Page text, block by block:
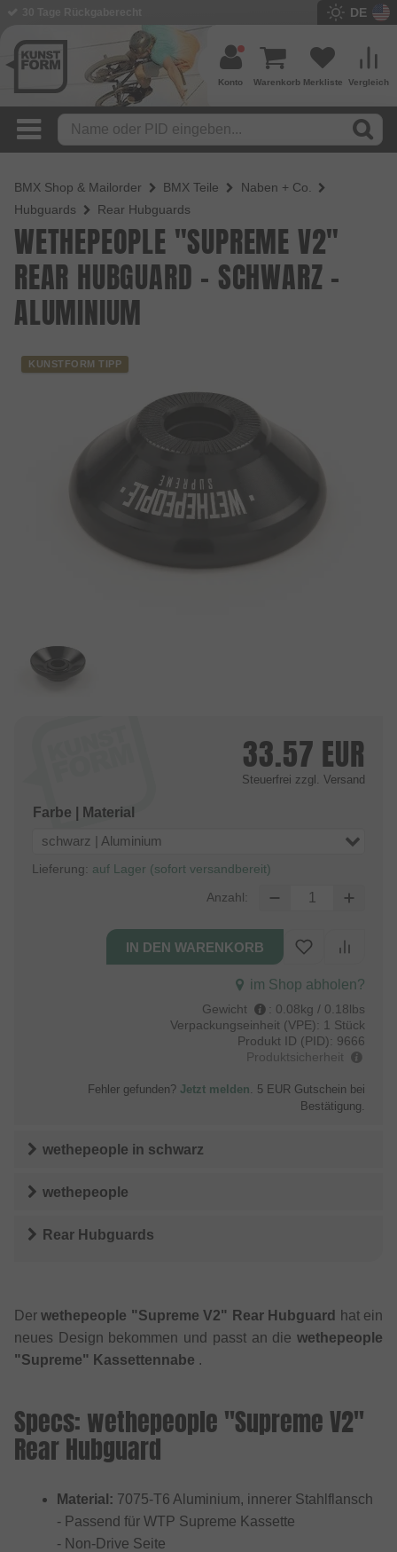
DE
Vergleich
Merkliste
Warenkorb
Konto
BMX Shop & Mailorder BMX Teile
Naben + Co.
Hubguards
Rear Hubguards
WETHEPEOPLE "SUPREME V2"
REAR HUBGUARD - SCHWARZ -
ALUMINIUM
KUNSTFORM TIPP
33.57 EUR
Steuerfrei zzgl. Versand
Farbe | Material
schwarz | Aluminium
Lieferung: auf Lager (sofort versandbereit)
Anzahl:
im Shop abholen?
Gewicht : 0.08kg / 0.18lbs
Verpackungseinheit (VPE): 1 Stück
Produkt ID (PID): 9666
Produktsicherheit
Fehler gefunden? Jetzt melden . 5 EUR Gutschein bei
Bestätigung.
wethepeople in schwarz
wethepeople
Rear Hubguards
Derwethepeople "Supreme V2" Rear Hubguard
hat ein
neues Design bekommen und passt an die wethepeople
"Supreme" Kassettennabe .
Specs: wethepeople "Supreme V2"
Rear Hubguard
Material: 7075-T6 Aluminium, innerer Stahlflansch
- Passend für WTP Supreme Kassette
- Non-Drive Seite